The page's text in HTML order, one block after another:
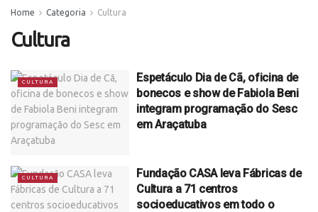
Home Categoria Cultura
Cultura
CULTURA
Espetáculo Dia de Cã, oficina de
bonecos e show de Fabiola Beni
integram programação do Sesc
em Araçatuba
CULTURA
Fundação CASA leva Fábricas de
Cultura a 71 centros
socioeducativos em todo o